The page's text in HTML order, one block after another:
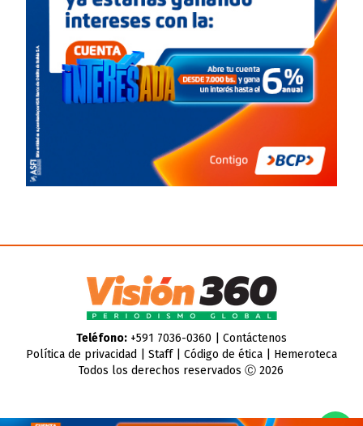
Teléfono:+591 7036-0360 | Contáctenos
Política de privacidad
Staff| Código de ética| Hemeroteca
Todos los derechos reservados Ⓒ 2026